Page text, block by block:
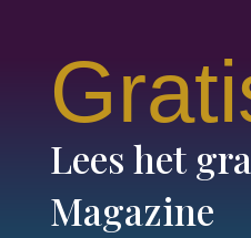
Lees het
Magazine